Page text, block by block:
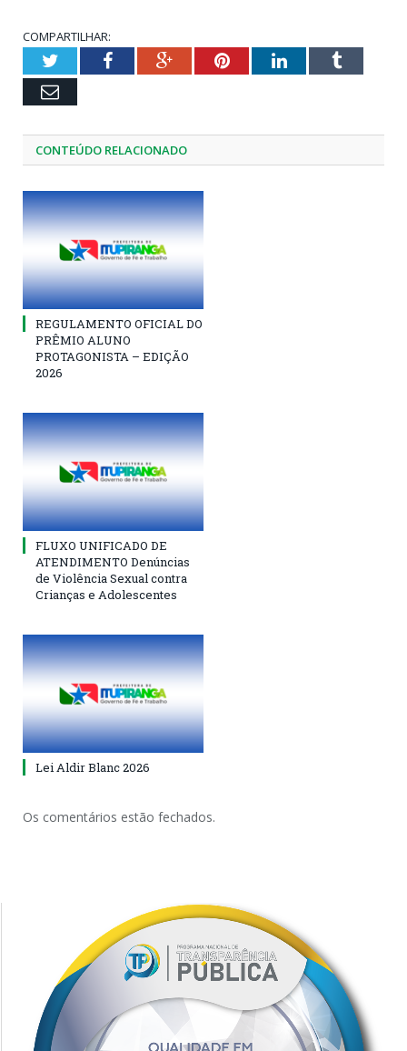
COMPARTILHAR:
TwitterFacebookGoogle+PinterestLinkedInTumblr
Email
CONTEÚDO RELACIONADO
REGULAMENTO OFICIAL DO
PRÊMIO ALUNO
PROTAGONISTA – EDIÇÃO
2026
FLUXO UNIFICADO DE
ATENDIMENTO Denúncias
de Violência Sexual contra
Crianças e Adolescentes
Lei Aldir Blanc 2026
Os comentários estão fechados.